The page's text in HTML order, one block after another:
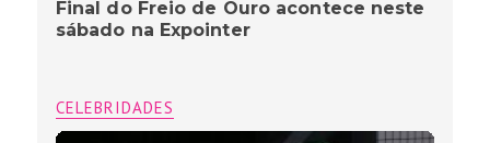
Final do Freio de Ouro acontece neste
sábado na Expointer
CELEBRIDADES